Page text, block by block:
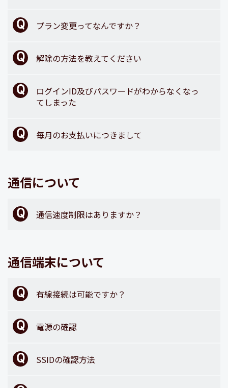
プラン変更ってなんですか？
解除の方法を教えてください
ログインID及びパスワードがわからなくなっ
てしまった
毎月のお支払いにつきまして
通信について
通信速度制限はありますか？
通信端末について
有線接続は可能ですか？
電源の確認
SSIDの確認方法